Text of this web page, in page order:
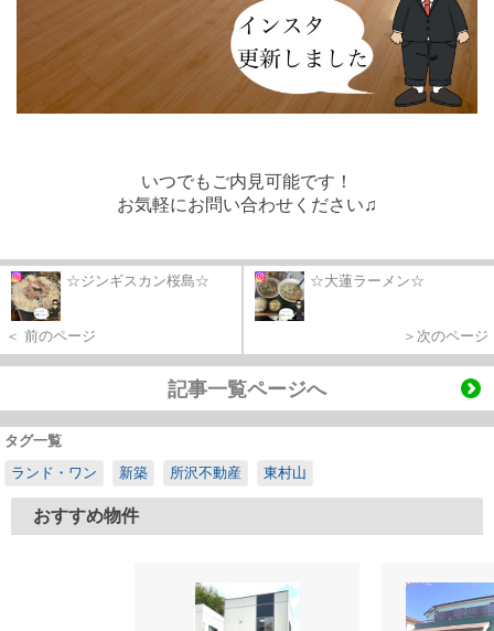
いつでもご内見可能です！
お気軽にお問い合わせください♫
☆ジンギスカン桜島☆
＜ 前のページ
☆大蓮ラーメン☆
＞次のページ
記事一覧ページへ
タグ一覧
ランド・ワン
新築 所沢不動産 東村山
おすすめ物件